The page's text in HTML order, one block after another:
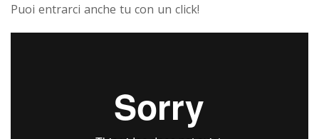
Puoi entrarci anche tu con un click!